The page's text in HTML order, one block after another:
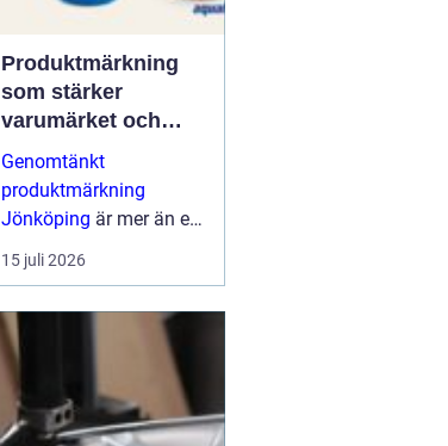
Produktmärkning
som stärker
varumärket och
förenklar vardagen
Genomtänkt
produktmärkning
Jönköping är mer än en
etikett på en produkt.
Den guidar användaren,
15 juli 2026